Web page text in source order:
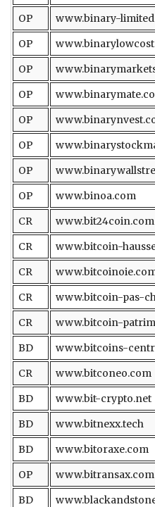
OP
www.binary-
OP
OP
OP
OP
OP
OP
OP
www.binoa.com
CR
www.bit24coin.com
CR
www.bitcoin-
CR
CR
www.bitcoin-pas-
CR
www.bitcoin-
BD
www.bitcoins-
CR
www.bitconeo.com
BD
www.bit-crypto.net
BD
www.bitnexx.tech
BD
www.bitoraxe.com
OP
www.bitransax.com
BD